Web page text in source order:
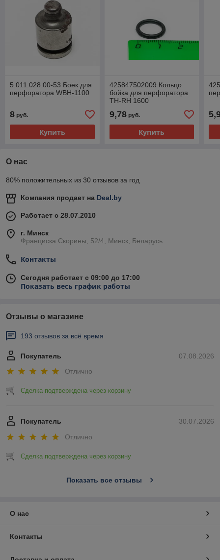
5.011.028.00-53 Боек для
перфоратора WBH-1100
8 руб.
Купить
425847502009 Кольцо
бойка для перфоратора
TH-RH 1600
9,78руб.
Купить
О нас
80% положительных из 30 отзывов за год
Компания продает на Deal.by
Работает с 28.07.2010
г. Минск
Франциска Скорины, 52/4, Минск, Беларусь
Контакты
Сегодня работает с 09:00 до 17:00
Показать весь график работы
Отзывы о магазине
193 отзывов за всё время
07.08.2026
Покупатель
Отлично
Сделка подтверждена через корзину
30.07.2026
Покупатель
Отлично
Сделка подтверждена через корзину
Показать все отзывы
О нас
Контакты